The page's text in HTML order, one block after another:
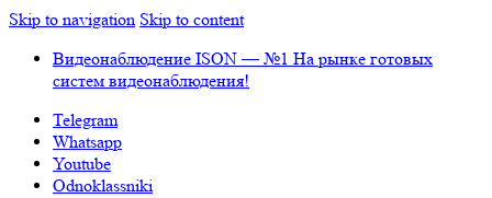
Skip to navigation Skip to content
Видеонаблюдение ISON — №1 На рынке готовых
систем видеонаблюдения!
Telegram
Whatsapp
Youtube
Odnoklassniki